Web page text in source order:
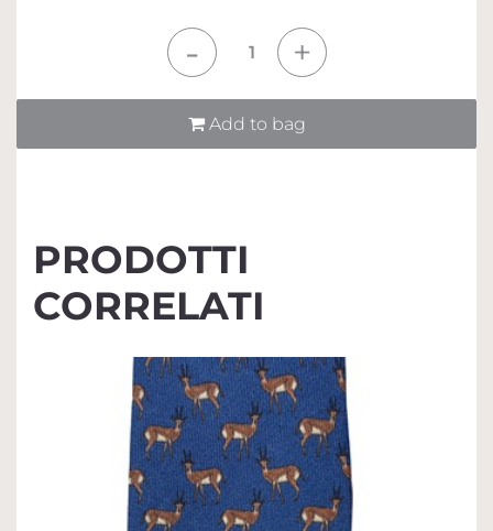
Add to bag
PRODOTTI
CORRELATI